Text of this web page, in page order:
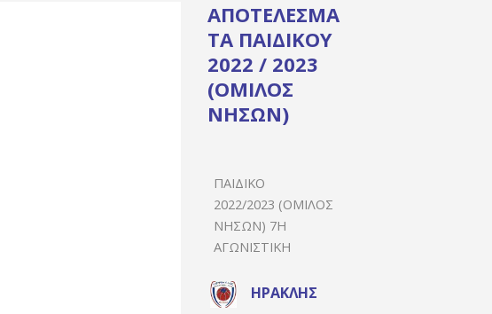
ΑΠΟΤΕΛΕΣΜΑ
ΤΑ ΠΑΙΔΙΚΟΥ
2022 / 2023
(ΟΜΙΛΟΣ
ΝΗΣΩΝ)
ΠΑΙΔΙΚΌ
2022/2023 (ΌΜΙΛΟΣ
ΝΉΣΩΝ) 7Η
ΑΓΩΝΙΣΤΙΚΉ
ΗΡΑΚΛΉΣ